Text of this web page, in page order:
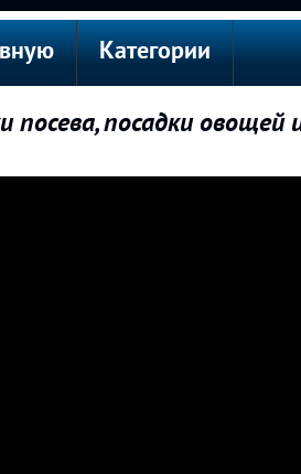
Категории
посева, посадки овощей